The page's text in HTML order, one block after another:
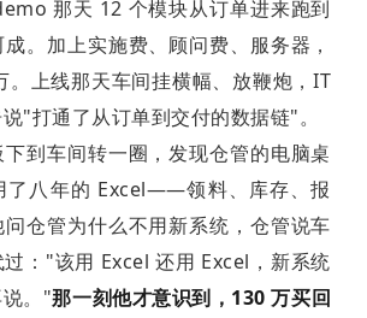
那天 12 个模块从订单进来跑到
。加上实施费、顾问费、服务器，
。上线那天车间挂横幅、放鞭炮，IT
"打通了从订单到交付的数据链"。
到车间转一圈，发现仓管的电脑桌
了八年的 Excel——领料、库存、报
仓管为什么不用新系统，仓管说车
："该用 Excel 还用 Excel，新系统
。"那一刻他才意识到，130 万买回